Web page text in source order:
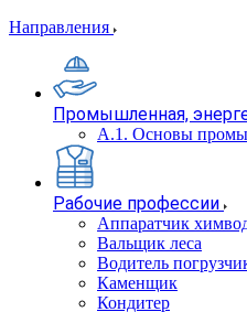
Направления
Промышленная,
А.1. Основы
Рабочие профессии
Аппаратчик
Вальщик леса
Водитель
Каменщик
Кондитер